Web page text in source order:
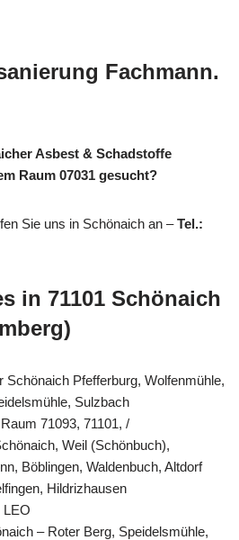
Fachmann.
Asbest & Schadstoffe
Raum 07031 gesucht?
Sie uns in Schönaich an –Tel.:
in 71101 Schönaich
Schönaich Pfefferburg, Wolfenmühle,
Sulzbach
71093, 71101, /
Weil (Schönbuch),
Böblingen, Waldenbuch, Altdorf
Hildrizhausen
LEO
– Roter Berg, Speidelsmühle,